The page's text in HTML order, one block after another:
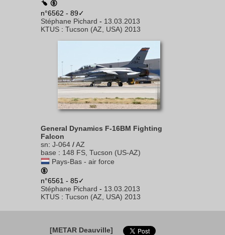
n°6562 - 89✓
Stéphane Pichard - 13.03.2013
KTUS : Tucson (AZ, USA) 2013
General Dynamics F-16BM Fighting
Falcon
sn: J-064 /AZ
base : 148 FS, Tucson (US-AZ)
Pays-Bas - air force
n°6561 - 85✓
Stéphane Pichard - 13.03.2013
KTUS : Tucson (AZ, USA) 2013
[METAR Deauville]